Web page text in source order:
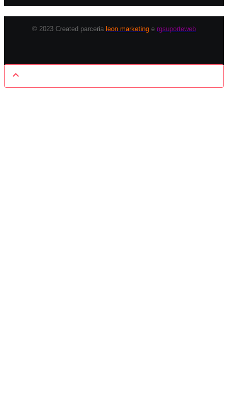
© 2023 Created parceria leon marketing e rgsuporteweb